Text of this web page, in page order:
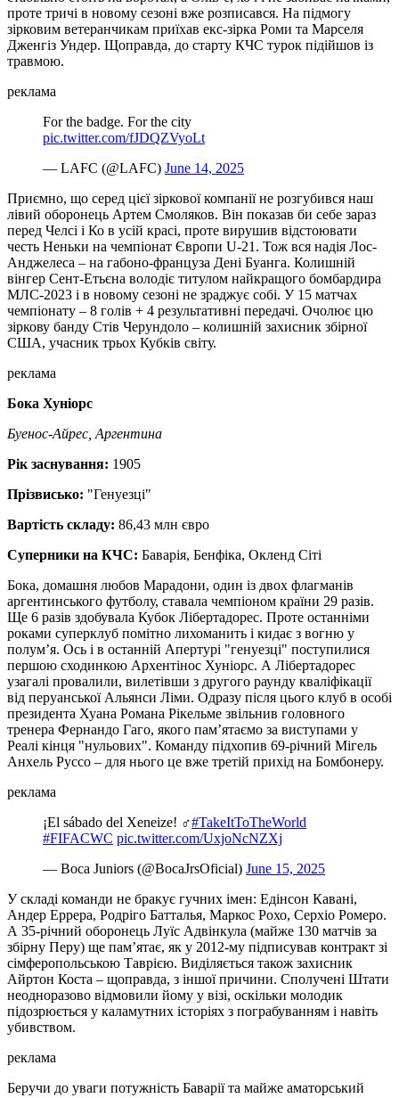
проте тричі в новому сезоні вже розписався. На підмогу
зірковим ветеранчикам приїхав екс-зірка Роми та Марселя
Дженгіз Ундер. Щоправда, до старту КЧС турок підійшов із
травмою.
реклама
For the badge. For the city
pic.twitter.com/fJDQZVyoLt
— LAFC (@LAFC) June 14, 2025
Приємно, що серед цієї зіркової компанії не розгубився наш
лівий оборонець Артем Смоляков. Він показав би себе зараз
перед Челсі і Ко в усій красі, проте вирушив відстоювати
честь Неньки на чемпіонат Європи U-21. Тож вся надія Лос-
Анджелеса – на габоно-француза Дені Буанга. Колишній
вінгер Сент-Етьєна володіє титулом найкращого бомбардира
МЛС-2023 і в новому сезоні не зраджує собі. У 15 матчах
чемпіонату – 8 голів + 4 результативні передачі. Очолює цю
зіркову банду Стів Черундоло – колишній захисник збірної
США, учасник трьох Кубків світу.
реклама
Бока Хуніорс
Буенос-Айрес, Аргентина
Рік заснування: 1905
Прізвисько: "Генуезці"
Вартість складу: 86,43 млн євро
Суперники на КЧС: Баварія, Бенфіка, Окленд Сіті
Бока, домашня любов Марадони, один із двох флагманів
аргентинського футболу, ставала чемпіоном країни 29 разів.
Ще 6 разів здобувала Кубок Лібертадорес. Проте останніми
роками суперклуб помітно лихоманить і кидає з вогню у
полум’я. Ось і в останній Апертурі "генуезці" поступилися
першою сходинкою Архентінос Хуніорс. А Лібертадорес
узагалі провалили, вилетівши з другого раунду кваліфікації
від перуанської Альянси Ліми. Одразу після цього клуб в особі
президента Хуана Романа Рікельме звільнив головного
тренера Фернандо Гаго, якого пам’ятаємо за виступами у
Реалі кінця "нульових". Команду підхопив 69-річний Мігель
Анхель Руссо – для нього це вже третій прихід на Бомбонеру.
реклама
¡El sábado del Xeneize! ‍♂️#TakeItToTheWorld
#FIFACWC pic.twitter.com/UxjoNcNZXj
— Boca Juniors (@BocaJrsOficial) June 15, 2025
У складі команди не бракує гучних імен: Едінсон Кавані,
Андер Еррера, Родріго Батталья, Маркос Рохо, Серхіо Ромеро.
А 35-річний оборонець Луїс Адвінкула (майже 130 матчів за
збірну Перу) ще пам’ятає, як у 2012-му підписував контракт зі
сімферопольською Таврією. Виділяється також захисник
Айртон Коста – щоправда, з іншої причини. Сполучені Штати
неодноразово відмовили йому у візі, оскільки молодик
підозрюється у каламутних історіях з пограбуванням і навіть
убивством.
реклама
Беручи до уваги потужність Баварії та майже аматорський